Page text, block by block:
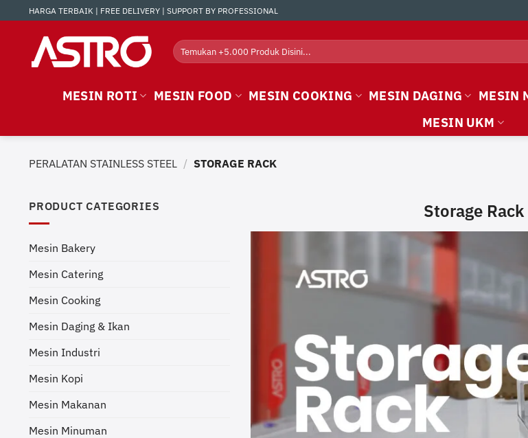
to
HARGA TERBAIK | FREE DELIVERY | SUPPORT BY PROFESSIONAL
Search
for:
MESIN ROTI MESIN FOOD MESIN COOKING MESIN DAGING MESIN
MESIN UKM
PERALATAN STAINLESS STEEL / STORAGE RACK
PRODUCT CATEGORIES
Mesin Bakery
Mesin Catering
Mesin Cooking
Mesin Daging & Ikan
Mesin Industri
Mesin Kopi
Mesin Makanan
Mesin Minuman
Storage